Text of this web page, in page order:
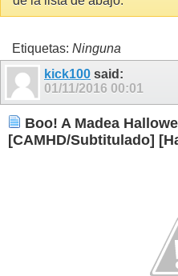
Etiquetas: Ninguna
kick100 said:
01/11/2016 00:01
Boo! A Madea
[CAMHD/Subtitulado]